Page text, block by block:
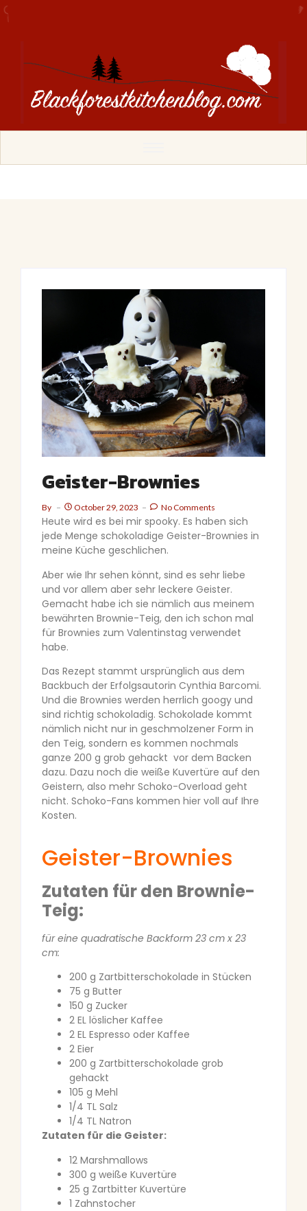
Geister-Brownies
By October 29, 2023 No Comments
Heute wird es bei mir spooky. Es haben sich
jede Menge schokoladige Geister-Brownies in
meine Küche geschlichen.
Aber wie Ihr sehen könnt, sind es sehr liebe
und vor allem aber sehr leckere Geister.
Gemacht habe ich sie nämlich aus meinem
bewährten Brownie-Teig, den ich schon mal
für Brownies zum Valentinstag verwendet
habe.
Das Rezept stammt ursprünglich aus dem
Backbuch der Erfolgsautorin Cynthia Barcomi.
Und die Brownies werden herrlich googy und
sind richtig schokoladig. Schokolade kommt
nämlich nicht nur in geschmolzener Form in
den Teig, sondern es kommen nochmals
ganze 200 g grob gehackt vor dem Backen
dazu. Dazu noch die weiße Kuvertüre auf den
Geistern, also mehr Schoko-Overload geht
nicht. Schoko-Fans kommen hier voll auf Ihre
Kosten.
Geister-Brownies
Zutaten für den Brownie-
Teig:
für eine quadratische Backform 23 cm x 23
cm:
200 g Zartbitterschokolade in Stücken
75 g Butter
150 g Zucker
2 EL löslicher Kaffee
2 EL Espresso oder Kaffee
2 Eier
200 g Zartbitterschokolade grob
gehackt
105 g Mehl
1/4 TL Salz
1/4 TL Natron
Zutaten für die Geister:
12 Marshmallows
300 g weiße Kuvertüre
25 g Zartbitter Kuvertüre
1 Zahnstocher